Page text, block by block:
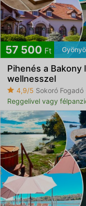
57 500 Ft
Pihenés a Bakony
wellnesszel
4,9/5 Sokoró
Reggelivel vagy